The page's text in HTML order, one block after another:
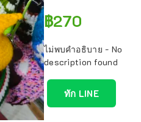
฿270
ไม่พบคำอธิบาย - No
description found
ทัก LINE